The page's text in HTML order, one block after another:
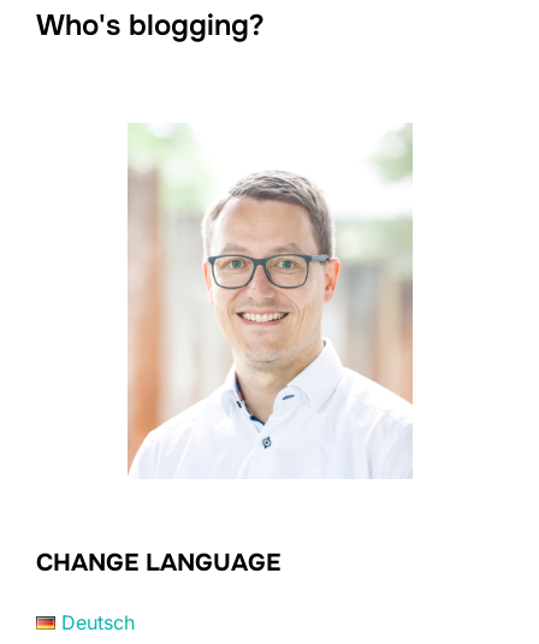
Who's blogging?
CHANGE LANGUAGE
Deutsch